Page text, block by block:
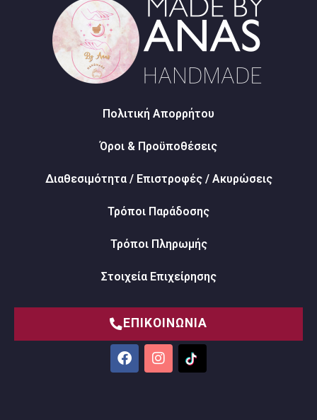
Πολιτική Απορρήτου
Όροι & Προϋποθέσεις
Διαθεσιμότητα / Επιστροφές / Ακυρώσεις
Τρόποι Παράδοσης
Τρόποι Πληρωμής
Στοιχεία Επιχείρησης
ΕΠΙΚΟΙΝΩΝΙΑ